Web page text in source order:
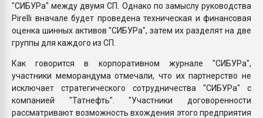
"СИБУРа" между двумя СП. Однако по замыслу руководства
Pirelli вначале будет проведена техническая и финансовая
оценка шинных активов "СИБУРа", затем их разделят на две
группы для каждого из СП.
Как говорится в корпоративном журнале "СИБУРа",
участники меморандума отмечали, что их партнерство не
исключает стратегического сотрудничества "СИБУРа" с
компанией "Татнефть". "Участники договоренности
рассматривают возможность вхождения этого предприятия